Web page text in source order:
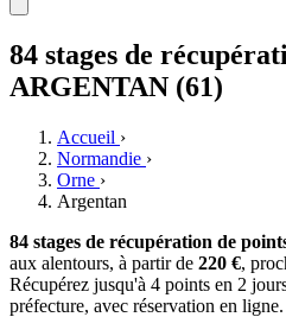
84 stages de
ARGENTAN (61)
Accueil ›
Normandie ›
Orne ›
Argentan
84 stages de récupération de
aux alentours, à partir de 220 €,
Récupérez jusqu'à 4 points en 2
préfecture, avec réservation en ligne.